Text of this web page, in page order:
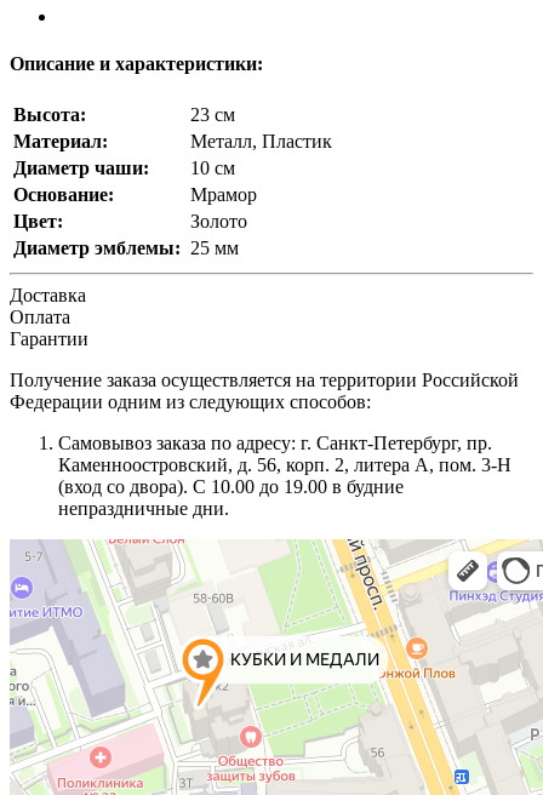
Описание и характеристики:
Высота:
23 см
Материал:
Металл, Пластик
Диаметр чаши:
10 см
Основание:
Мрамор
Цвет:
Золото
Диаметр эмблемы: 25 мм
Доставка
Оплата
Гарантии
Получение заказа осуществляется на территории Российской
Федерации одним из следующих способов:
Самовывоз заказа по адресу: г. Санкт-Петербург, пр.
Каменноостровский, д. 56, корп. 2, литера А, пом. 3-Н
(вход со двора). С 10.00 до 19.00 в будние
непраздничные дни.